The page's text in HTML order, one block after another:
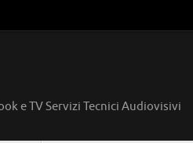
e TV Servizi Tecnici Audiovisivi